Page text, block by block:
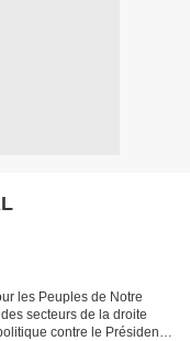
les Peuples de Notre
secteurs de la droite
contre le Président